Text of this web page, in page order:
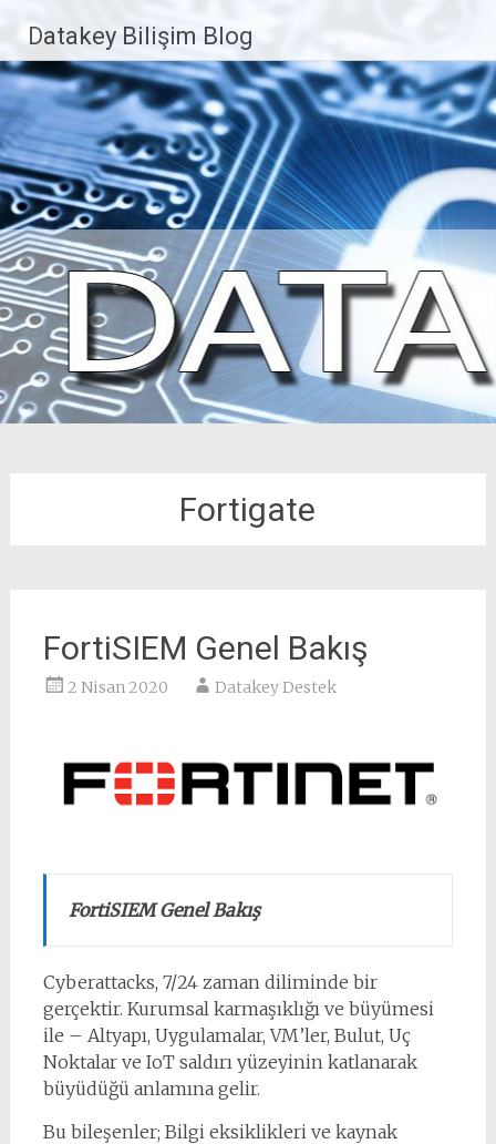
Datakey Bilişim Blog
Fortigate
FortiSIEM Genel Bakış
2 Nisan 2020 Datakey Destek
FortiSIEM Genel Bakış
Cyberattacks, 7/24 zaman diliminde bir
gerçektir. Kurumsal karmaşıklığı ve büyümesi
ile – Altyapı, Uygulamalar, VM’ler, Bulut, Uç
Noktalar ve IoT saldırı yüzeyinin katlanarak
büyüdüğü anlamına gelir.
Bu bileşenler; Bilgi eksiklikleri ve kaynak